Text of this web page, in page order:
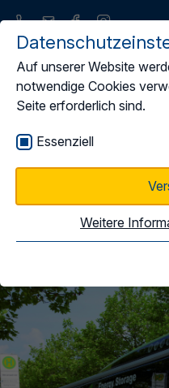
Auf unserer Website
notwendige Cookies
Seite erforderlich sind.
Essenziell
Weitere
Mitglieder
Mitglied werden